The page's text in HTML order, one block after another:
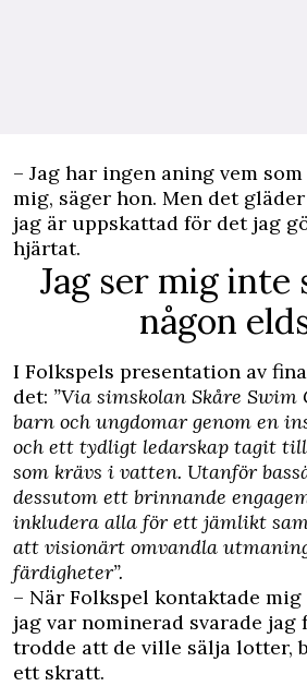
– Jag har ingen aning vem
mig, säger hon. Men det
jag är uppskattad för det jag
hjärtat.
Jag ser mig inte
någon
I Folkspels presentation av
det: ”Via simskolan Skåre
barn och ungdomar genom en
och ett tydligt ledarskap tagit
som krävs i vatten. Utanför
dessutom ett brinnande
inkludera alla för ett jämlikt
att visionärt omvandla
färdigheter”.
– När Folkspel kontaktade
jag var nominerad svarade jag
trodde att de ville sälja lotter,
ett skratt.